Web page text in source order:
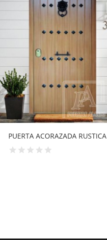
PUERTA RUSTICA ACORAZADA